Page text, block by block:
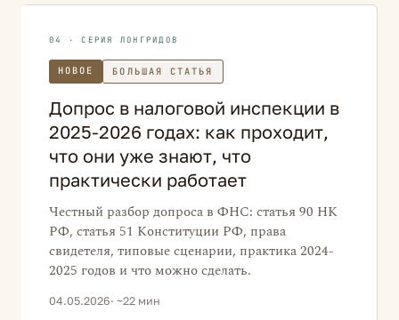
04 · СЕРИЯ ЛОНГРИДОВ
НОВОЕ БОЛЬШАЯ СТАТЬЯ
Допрос в налоговой инспекции в
2025-2026 годах: как проходит,
что они уже знают, что
практически работает
Честный разбор допроса в ФНС: статья 90 НК
РФ, статья 51 Конституции РФ, права
свидетеля, типовые сценарии, практика 2024-
2025 годов и что можно сделать.
04.05.2026· ~22 мин